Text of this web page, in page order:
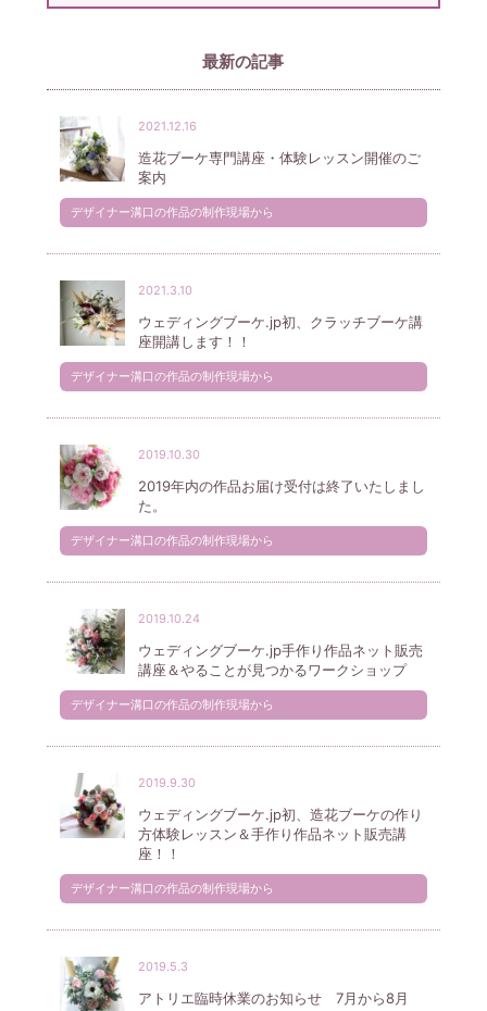
最新の記事
2021.12.16
造花ブーケ専門講座・体験レッスン開催のご
案内
デザイナー溝口の作品の制作現場から
2021.3.10
ウェディングブーケ.jp初、クラッチブーケ講
座開講します！！
デザイナー溝口の作品の制作現場から
2019.10.30
2019年内の作品お届け受付は終了いたしまし
た。
デザイナー溝口の作品の制作現場から
2019.10.24
ウェディングブーケ.jp手作り作品ネット販売
講座＆やることが見つかるワークショップ
デザイナー溝口の作品の制作現場から
2019.9.30
ウェディングブーケ.jp初、造花ブーケの作り
方体験レッスン＆手作り作品ネット販売講
座！！
デザイナー溝口の作品の制作現場から
2019.5.3
アトリエ臨時休業のお知らせ 7月から8月